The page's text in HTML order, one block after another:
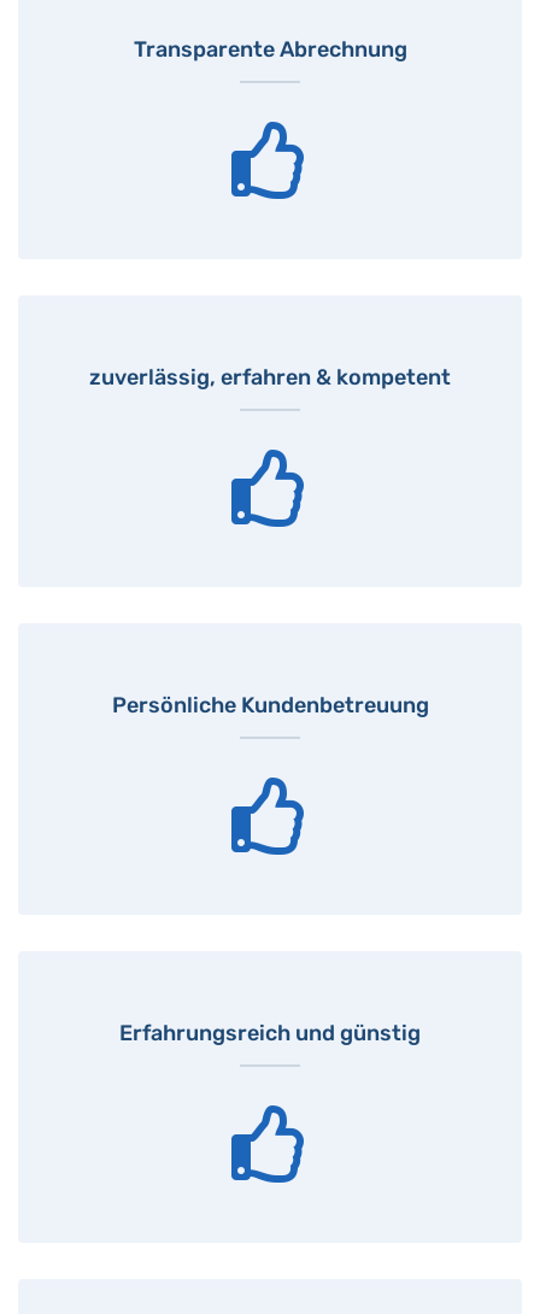
Transparente Abrechnung
zuverlässig, erfahren & kompetent
Persönliche Kundenbetreuung
Erfahrungsreich und günstig